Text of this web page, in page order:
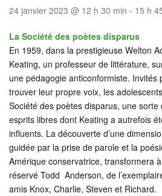
24 janvier 2023 @ 12 h 30 min - 15 h
La Société des poètes disparus
En 1959, dans la prestigieuse Welton
Keating, un professeur de littérature,
une pédagogie anticonformiste. Invités
trouver leur propre voix, les
Société des poètes disparus, une
esprits libres dont Keating a autrefois
influents. La découverte d’une
guidée par la prise de parole et la
Amérique conservatrice, transformera
réservé Todd Anderson, de
amis Knox, Charlie, Steven et Richard.